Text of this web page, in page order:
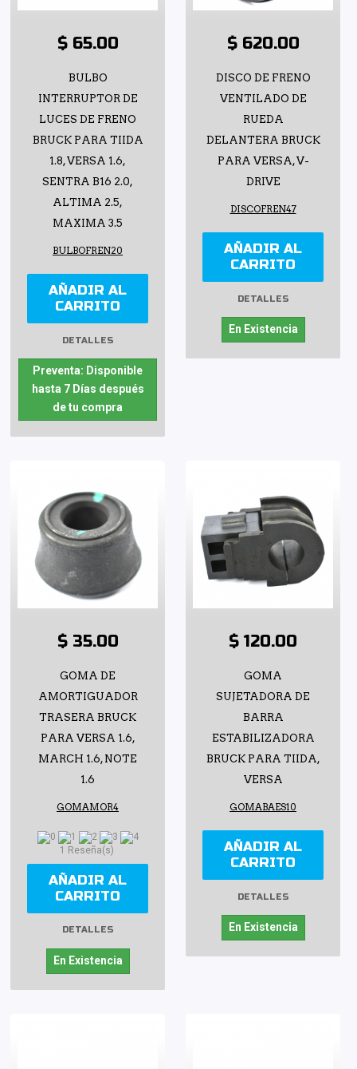
$ 65.00
BULBO
INTERRUPTOR DE
LUCES DE FRENO
BRUCK PARA TIIDA
1.8, VERSA 1.6,
SENTRA B16 2.0,
ALTIMA 2.5,
MAXIMA 3.5
BULBOFREN20
AÑADIR AL
CARRITO
DETALLES
Preventa: Disponible
hasta 7 Días después
de tu compra
$ 620.00
DISCO DE FRENO
VENTILADO DE
RUEDA
DELANTERA BRUCK
PARA VERSA, V-
DRIVE
DISCOFREN47
AÑADIR AL
CARRITO
DETALLES
En Existencia
$ 35.00
GOMA DE
AMORTIGUADOR
TRASERA BRUCK
PARA VERSA 1.6,
MARCH 1.6, NOTE
1.6
GOMAMOR4
1 Reseña(s)
AÑADIR AL
CARRITO
DETALLES
En Existencia
$ 120.00
GOMA
SUJETADORA DE
BARRA
ESTABILIZADORA
BRUCK PARA TIIDA,
VERSA
GOMABAES10
AÑADIR AL
CARRITO
DETALLES
En Existencia